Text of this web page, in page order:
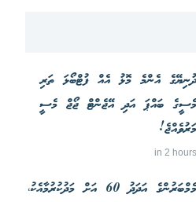
ދުނިޔޭގެ އެންމެ މޮޅު އެއް ފުޓްބޯޅަ ތަރި
މެސީގެ ބައްޕަ އަދި އޭޖެންޓް ޖޯޖް މެސީ
މަރުވެއްޖެ!
in 2 hours
މެމްބަރުންގެ އަދަދު 60 އަށް މަދުކުރުމާއެކު،